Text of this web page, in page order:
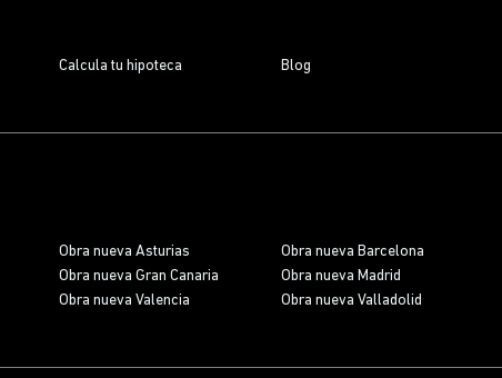
Obra nueva Asturias Obra nueva Barcelona
Obra nueva Gran Canaria Obra nueva Madrid
Obra nueva Valencia Obra nueva Valladolid
Calcula tu hipoteca Blog